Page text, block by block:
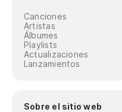
Canciones
Artistas
Álbumes
Playlists
Actualizaciones
Lanzamientos
Sobre el sitio web